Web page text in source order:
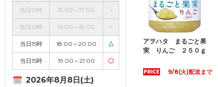
当日12時 15:00～17:00 ×
当日12時 16:00～18:00 ×
当日15時 18:00～20:00 △
当日15時 19:00～21:00 〇
2026年8月8日(土)
アヲハタ まるごと果
実 りんご ２５０ｇ
9/8(火)配送まで